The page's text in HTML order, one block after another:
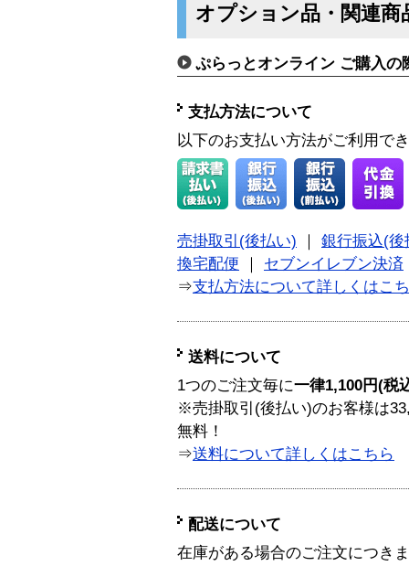
オプション品・関連商
ぷらっとオンライン ご購入の
支払方法について
以下のお支払い方法がご利用で
売掛取引(後払い)
銀行振込(後
換宅配便
セブンイレブン決済
⇒支払方法について詳しくはこ
送料について
1つのご注文毎に一律1,100円(税
※売掛取引(後払い)のお客様は
無料！
⇒送料について詳しくはこちら
配送について
在庫がある場合のご注文につき